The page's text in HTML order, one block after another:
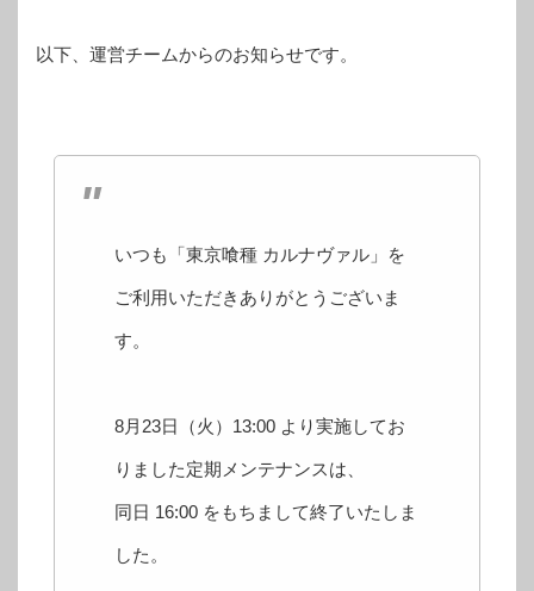
以下、運営チームからのお知らせです。
いつも「東京喰種 カルナヴァル」を
ご利用いただきありがとうございま
す。
8月23日（火）13:00 より実施してお
りました定期メンテナンスは、
同日 16:00 をもちまして終了いたしま
した。